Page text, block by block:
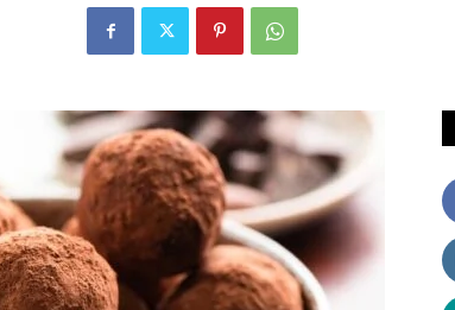
Receitas
e